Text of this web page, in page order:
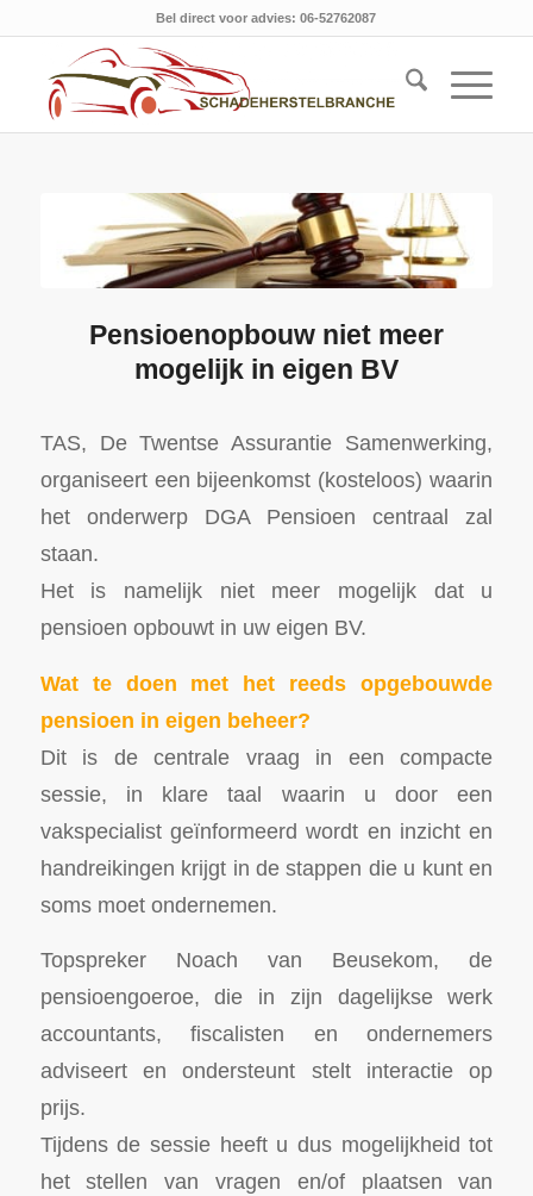
Bel direct voor advies: 06-52762087
Pensioenopbouw niet meer
mogelijk in eigen BV
TAS, De Twentse Assurantie Samenwerking,
organiseert een bijeenkomst (kosteloos) waarin
het onderwerp DGA Pensioen centraal zal
staan.
Het is namelijk niet meer mogelijk dat u
pensioen opbouwt in uw eigen BV.
Wat te doen met het reeds opgebouwde
pensioen in eigen beheer?
Dit is de centrale vraag in een compacte
sessie, in klare taal waarin u door een
vakspecialist geïnformeerd wordt en inzicht en
handreikingen krijgt in de stappen die u kunt en
soms moet ondernemen.
Topspreker Noach van Beusekom, de
pensioengoeroe, die in zijn dagelijkse werk
accountants, fiscalisten en ondernemers
adviseert en ondersteunt stelt interactie op
prijs.
Tijdens de sessie heeft u dus mogelijkheid tot
het stellen van vragen en/of plaatsen van